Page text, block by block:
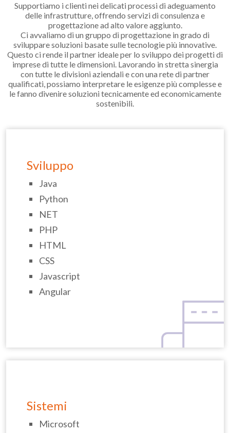
Supportiamo i clienti nei delicati processi di adeguamento
delle infrastrutture, offrendo servizi di consulenza e
progettazione ad alto valore aggiunto.
Ci avvaliamo di un gruppo di progettazione in grado di
sviluppare soluzioni basate sulle tecnologie più innovative.
Questo ci rende il partner ideale per lo sviluppo dei progetti di
imprese di tutte le dimensioni. Lavorando in stretta sinergia
con tutte le divisioni aziendali e con una rete di partner
qualificati, possiamo interpretare le esigenze più complesse e
le fanno divenire soluzioni tecnicamente ed economicamente
sostenibili.
Sviluppo
Java
Python
NET
PHP
HTML
CSS
Javascript
Angular
Sistemi
Microsoft